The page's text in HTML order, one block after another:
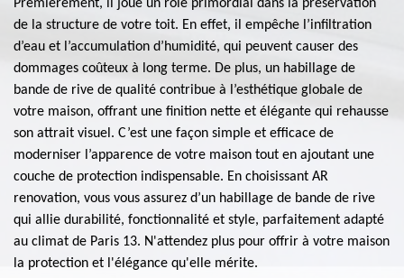
Premièrement, il joue un rôle primordial dans la préservation
de la structure de votre toit. En effet, il empêche l’infiltration
d’eau et l’accumulation d’humidité, qui peuvent causer des
dommages coûteux à long terme. De plus, un habillage de
bande de rive de qualité contribue à l’esthétique globale de
votre maison, offrant une finition nette et élégante qui rehausse
son attrait visuel. C’est une façon simple et efficace de
moderniser l’apparence de votre maison tout en ajoutant une
couche de protection indispensable. En choisissant AR
renovation, vous vous assurez d’un habillage de bande de rive
qui allie durabilité, fonctionnalité et style, parfaitement adapté
au climat de Paris 13. N'attendez plus pour offrir à votre maison
la protection et l'élégance qu'elle mérite.